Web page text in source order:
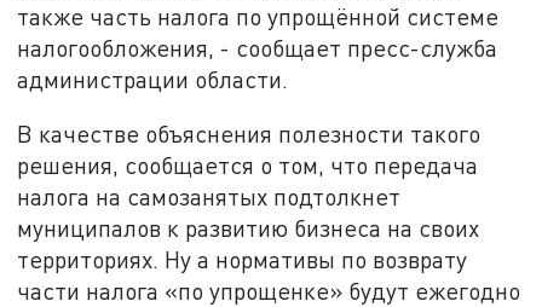
также часть налога по упрощённой системе
налогообложения, - сообщает пресс-служба
администрации области.
В качестве объяснения полезности такого
решения, сообщается о том, что передача
налога на самозанятых подтолкнет
муниципалов к развитию бизнеса на своих
территориях. Ну а нормативы по возврату
части налога «по упрощенке» будут ежегодно